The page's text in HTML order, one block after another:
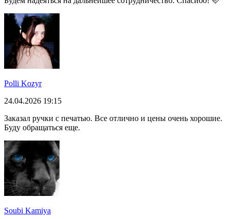
Polli Kozyr
24.04.2026 19:15
Заказал ручки с печатью. Все отлично и цены очень хорошие.
Буду обращаться еще.
Soubi Kamiya